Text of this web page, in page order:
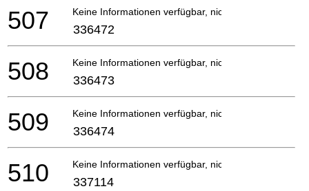
Keine Informationen verfügbar, nicht bestellbar
507 336472
Keine Informationen verfügbar, nicht bestellbar
508 336473
Keine Informationen verfügbar, nicht bestellbar
509 336474
Keine Informationen verfügbar, nicht bestellbar
510 337114